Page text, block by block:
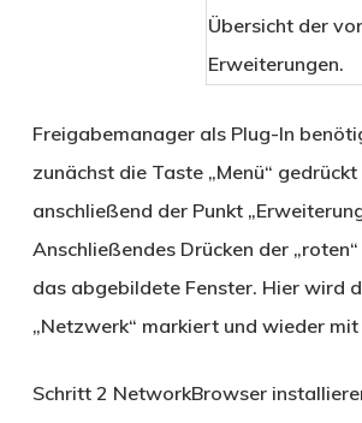
Übersicht der
Erweiterungen.
Freigabemanager als Plug-In
zunächst die Taste „Menü“ gedrückt
anschließend der Punkt
Anschließendes Drücken der
das abgebildete Fenster. Hier wird
„Netzwerk“ markiert und wieder mit
Schritt 2 NetworkBrowser